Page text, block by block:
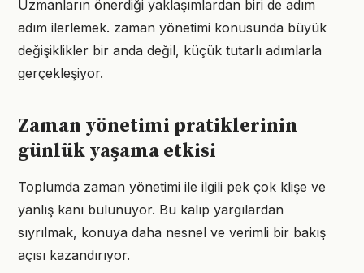
Uzmanların önerdiği yaklaşımlardan biri de adım
adım ilerlemek. zaman yönetimi konusunda büyük
değişiklikler bir anda değil, küçük tutarlı adımlarla
gerçekleşiyor.
Zaman yönetimi pratiklerinin
günlük yaşama etkisi
Toplumda zaman yönetimi ile ilgili pek çok klişe ve
yanlış kanı bulunuyor. Bu kalıp yargılardan
sıyrılmak, konuya daha nesnel ve verimli bir bakış
açısı kazandırıyor.